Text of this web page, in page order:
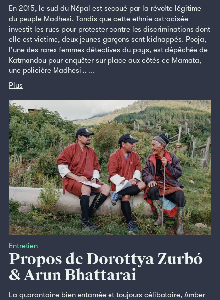
En 2015, le sud du Népal est secoué par la révolte légitime
du peuple Madhesi. Tandis que cette ethnie ostracisée
investit les rues pour protester contre les discriminations dont
elle est victime, deux jeunes garçons sont kidnappés. Pooja,
l'une des rares femmes détectives du pays, est dépêchée de
Katmandou pour enquêter sur place aux côtés de Mamata,
une policière Madhesi… ...
Plus
Entretien
Propos de Dorottya Zurbó
& Arun Bhattarai
La quarantaine bien entamée et toujours célibataire, Amber